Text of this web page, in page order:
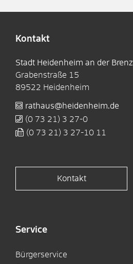
Kontakt
Stadt Heidenheim an der Brenz
Grabenstraße 15
89522 Heidenheim
rathaus@heidenheim.de
(0 73 21) 3 27-0
(0 73 21) 3 27-10 11
Kontakt
Service
Bürgerservice